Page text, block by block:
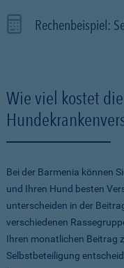
Rechenbeispiel:
Wie viel kostet die
Bei der Barmenia können
und Ihren Hund besten
unterscheiden in der
verschiedenen
Ihren monatlichen Beitrag
Selbstbeteiligung